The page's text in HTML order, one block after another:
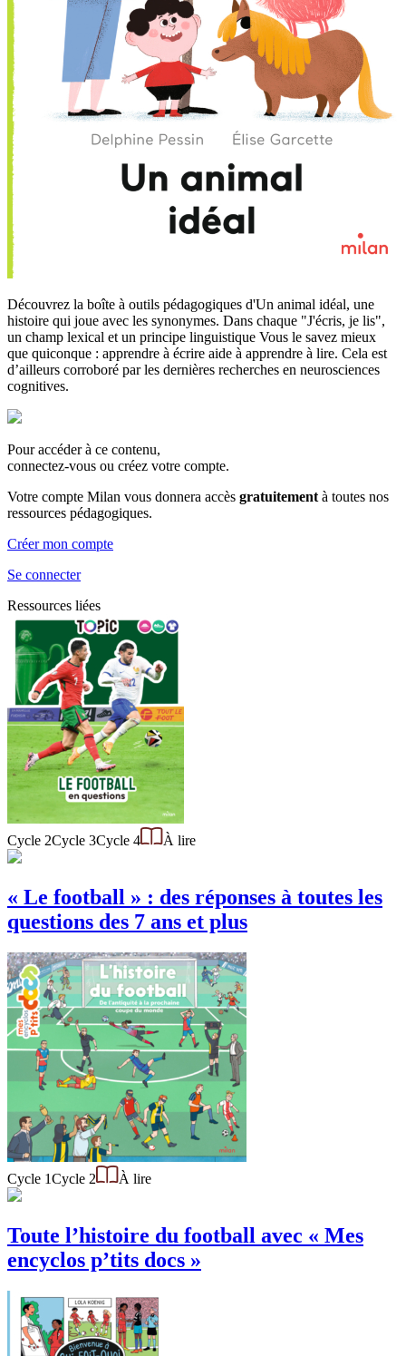
Découvrez la boîte à outils pédagogiques d'Un animal idéal, une
histoire qui joue avec les synonymes. Dans chaque "J'écris, je lis",
un champ lexical et un principe linguistique Vous le savez mieux
que quiconque : apprendre à écrire aide à apprendre à lire. Cela est
d’ailleurs corroboré par les dernières recherches en neurosciences
cognitives.
Pour accéder à ce contenu,
connectez-vous ou créez votre compte.
Votre compte Milan vous donnera accès gratuitement à toutes nos
ressources pédagogiques.
Créer mon compte
Se connecter
Ressources liées
Cycle 2Cycle 3Cycle 4 À lire
« Le football » : des réponses à toutes les
questions des 7 ans et plus
Cycle 1Cycle 2 À lire
Toute l’histoire du football avec « Mes
encyclos p’tits docs »